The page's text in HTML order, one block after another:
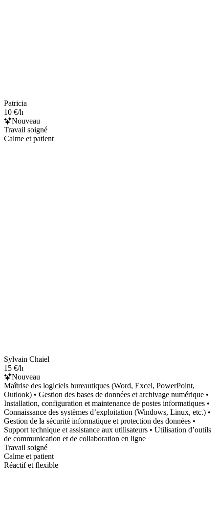
Patricia
10 €/h
Nouveau
Travail soigné
Calme et patient
Sylvain Chaiel
15 €/h
Nouveau
Maîtrise des logiciels bureautiques (Word, Excel, PowerPoint,
Outlook) • Gestion des bases de données et archivage numérique •
Installation, configuration et maintenance de postes informatiques •
Connaissance des systèmes d’exploitation (Windows, Linux, etc.) •
Gestion de la sécurité informatique et protection des données •
Support technique et assistance aux utilisateurs • Utilisation d’outils
de communication et de collaboration en ligne
Travail soigné
Calme et patient
Réactif et flexible